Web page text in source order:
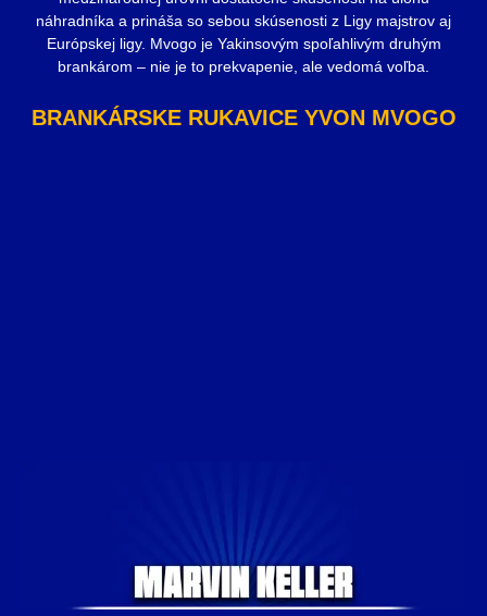
náhradníka a prináša so sebou skúsenosti z Ligy majstrov aj
Európskej ligy. Mvogo je Yakinsovým spoľahlivým druhým
brankárom – nie je to prekvapenie, ale vedomá voľba.
BRANKÁRSKE RUKAVICE YVON MVOGO